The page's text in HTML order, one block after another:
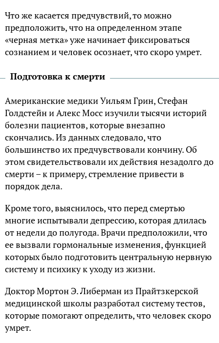
Что же касается предчувствий, то можно
предположить, что на определенном этапе
«черная метка» уже начинает фиксироваться
сознанием и человек осознает, что скоро умрет.
Подготовка к смерти
Американские медики Уильям Грин, Стефан
Голдстейн и Алекс Мосс изучили тысячи историй
болезни пациентов, которые внезапно
скончались. Из данных следовало, что
большинство их предчувствовали кончину. Об
этом свидетельствовали их действия незадолго до
смерти – к примеру, стремление привести в
порядок дела.
Кроме того, выяснилось, что перед смертью
многие испытывали депрессию, которая длилась
от недели до полугода. Врачи предположили, что
ее вызвали гормональные изменения, функцией
которых было подготовить центральную нервную
систему и психику к уходу из жизни.
Доктор Мортон Э. Либерман из Прайтзкерской
медицинской школы разработал систему тестов,
которые помогают определить, что человек скоро
умрет.